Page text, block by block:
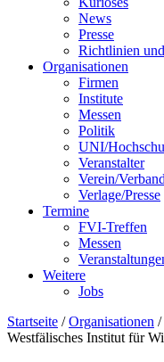
News
Presse
Richtlinien
Organisationen
Firmen
Institute
Messen
Politik
UNI/
Veranstalter
Verein/Verband
Verlage/Presse
Termine
FVI-Treffen
Messen
Weitere
Jobs
Startseite /Organisationen /
Westfälisches Institut für